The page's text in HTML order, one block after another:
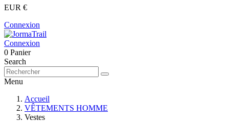
EUR €
Connexion
Connexion
0 Panier
Search
Menu
Accueil
VÊTEMENTS HOMME
Vestes